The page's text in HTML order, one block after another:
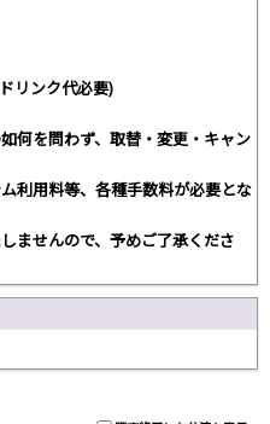
リンク代必要)
何を問わず、取替・変更・キャン
利用料等、各種手数料が必要とな
ませんので、予めご了承くださ